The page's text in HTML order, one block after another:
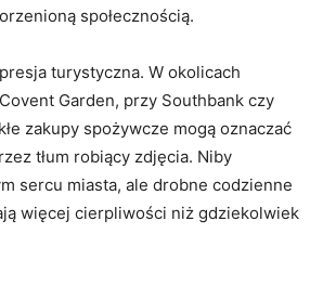
społecznością.
turystyczna. W okolicach
Garden, przy Southbank czy
zakupy spożywcze mogą oznaczać
tłum robiący zdjęcia. Niby
sercu miasta, ale drobne codzienne
więcej cierpliwości niż gdziekolwiek